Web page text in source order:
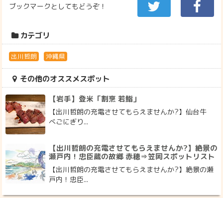
ブックマークとしてもどうぞ！
カテゴリ
出川哲朗 沖縄県
その他のオススメスポット
【岩手】登米「割烹 若鮨」
【出川哲朗の充電させてもらえませんか?】仙台牛
べごにぎり...
【出川哲朗の充電させてもらえませんか?】絶景の
瀬戸内！忠臣蔵の故郷 赤穂⇒笠岡スポットリスト
【出川哲朗の充電させてもらえませんか?】絶景の瀬
戸内！忠臣...